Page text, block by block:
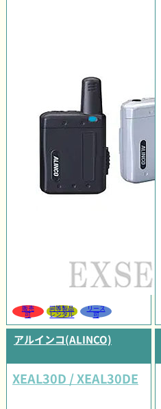
販売
可
同等製品
レンタル
リース
可
アルインコ(ALINCO)
XEAL30D / XEAL30DE